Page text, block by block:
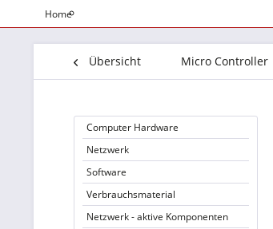
Home
Übersicht Micro Controller
Computer Hardware
Netzwerk
Software
Verbrauchsmaterial
Netzwerk - aktive Komponenten